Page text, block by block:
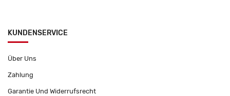
KUNDENSERVICE
Über Uns
Zahlung
Garantie Und Widerrufsrecht